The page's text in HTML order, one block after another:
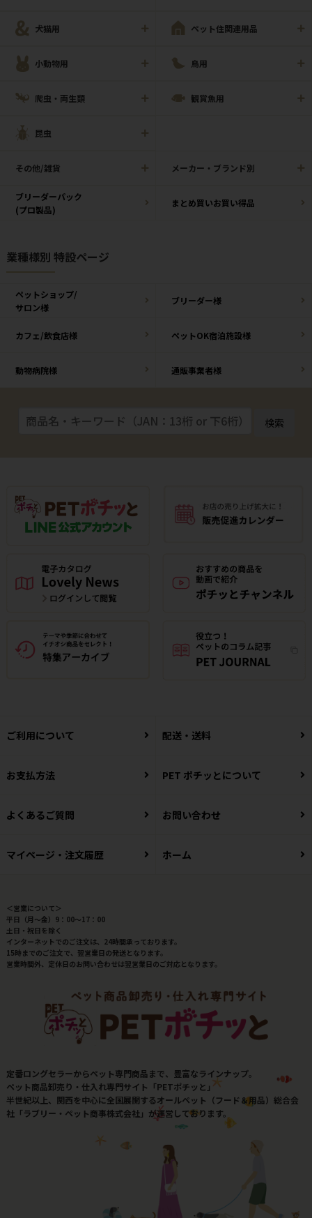
犬猫用 ペット住関連用品
小動物用 鳥用
爬虫・両生類 観賞魚用
昆虫
その他/雑貨 メーカー・ブランド別
ブリーダーパック
(プロ製品)
まとめ買いお買い得品
業種様別 特設ページ
ペットショップ/
サロン様
ブリーダー様
カフェ/飲食店様 ペットOK宿泊施設様
動物病院様 通販事業者様
検索
ご利用について 配送・送料
お支払方法 PET ポチッとについて
よくあるご質問 お問い合わせ
マイページ・注文履歴 ホーム
＜営業について＞
平日（月～金）9：00～17：00
土日・祝日を除く
インターネットでのご注文は、24時間承っております。
15時までのご注文で、翌営業日の発送となります。
営業時間外、定休日のお問い合わせは翌営業日のご対応となります。
定番ロングセラーからペット専門商品まで、豊富なラインナップ。
ペット商品卸売り・仕入れ専門サイト「PETポチッと」
半世紀以上、関西を中心に全国展開するオールペット（フード＆用品）総合会
社「ラブリー・ペット商事株式会社」が運営しております。